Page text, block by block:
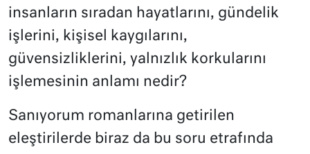
insanların sıradan hayatlarını, gündelik
işlerini, kişisel kaygılarını,
güvensizliklerini, yalnızlık korkularını
işlemesinin anlamı nedir?
Sanıyorum romanlarına getirilen
eleştirilerde biraz da bu soru etrafında